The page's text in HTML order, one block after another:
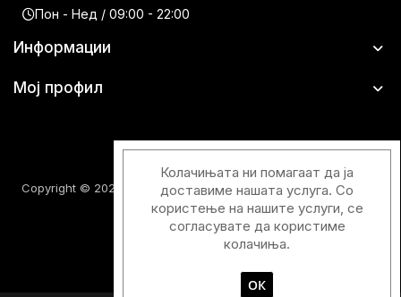
Пон - Нед / 09:00 - 22:00
Информации
Мој профил
Copyright © 2026 Шатци Парфимерии. Сите права задржани.
Колачињата ни помагаат да ја
доставиме нашата услуга. Со
користење на нашите услуги, се
согласувате да користиме
колачиња.
ОК